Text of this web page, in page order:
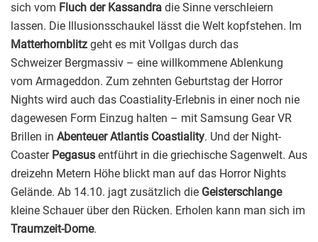
sich vom Fluch der Kassandra die Sinne verschleiern
lassen. Die Illusionsschaukel lässt die Welt kopfstehen. Im
Matterhornblitz geht es mit Vollgas durch das
Schweizer Bergmassiv – eine willkommene Ablenkung
vom Armageddon. Zum zehnten Geburtstag der Horror
Nights wird auch das Coastiality-Erlebnis in einer noch nie
dagewesen Form Einzug halten – mit Samsung Gear VR
Brillen in Abenteuer Atlantis Coastiality. Und der Night-
Coaster Pegasus entführt in die griechische Sagenwelt. Aus
dreizehn Metern Höhe blickt man auf das Horror Nights
Gelände. Ab 14.10. jagt zusätzlich die Geisterschlange
kleine Schauer über den Rücken. Erholen kann man sich im
Traumzeit-Dome.